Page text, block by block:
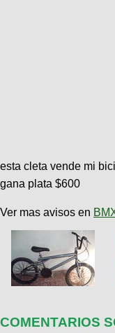
esta cleta vende mi
gana plata $600
Ver mas avisos en
COMENTARIOS